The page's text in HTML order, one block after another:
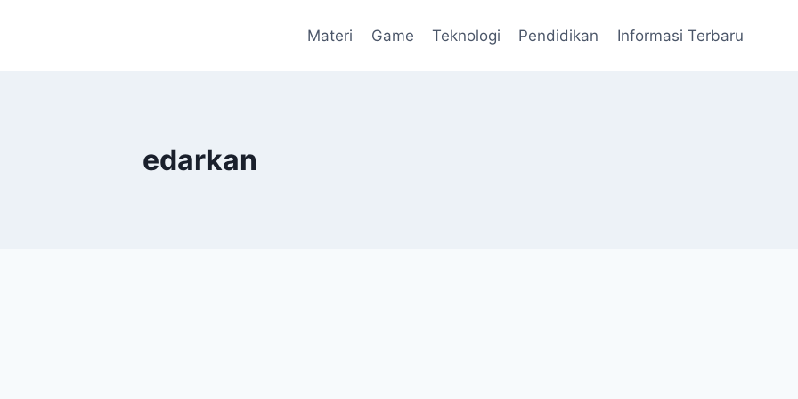
Materi Game Teknologi Pendidikan Informasi Terbaru
edarkan